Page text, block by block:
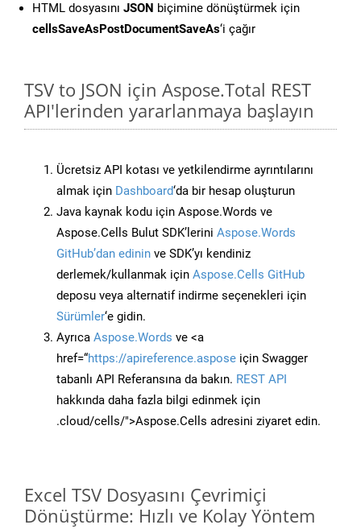
HTML dosyasını JSON biçimine dönüştürmek için
cellsSaveAsPostDocumentSaveAs‘i çağır
TSV to JSON için Aspose.Total REST
API'lerinden yararlanmaya başlayın
Ücretsiz API kotası ve yetkilendirme ayrıntılarını
almak için Dashboard‘da bir hesap oluşturun
Java kaynak kodu için Aspose.Words ve
Aspose.Cells Bulut SDK’lerini Aspose.Words
GitHub’dan edinin ve SDK’yı kendiniz
derlemek/kullanmak için Aspose.Cells GitHub
deposu veya alternatif indirme seçenekleri için
Sürümler‘e gidin.
Ayrıca Aspose.Words ve <a
href=“https://apireference.aspose için Swagger
tabanlı API Referansına da bakın. REST API
hakkında daha fazla bilgi edinmek için
.cloud/cells/">Aspose.Cells adresini ziyaret edin.
Excel TSV Dosyasını Çevrimiçi
Dönüştürme: Hızlı ve Kolay Yöntem